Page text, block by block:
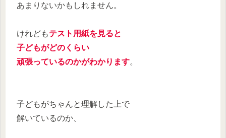
あまりないかもしれません。
けれどもテスト用紙を見ると
子どもがどのくらい
頑張っているのかがわかります。
子どもがちゃんと理解した上で
解いているのか、